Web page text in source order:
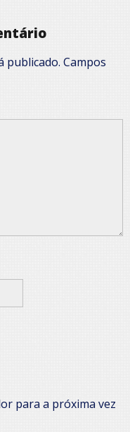
publicado. Campos
para a próxima vez